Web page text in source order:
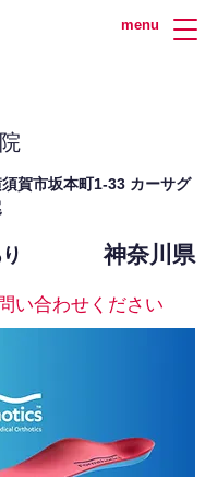
menu
賀市坂本町1-33 カーサグ
神奈川県
い合わせください